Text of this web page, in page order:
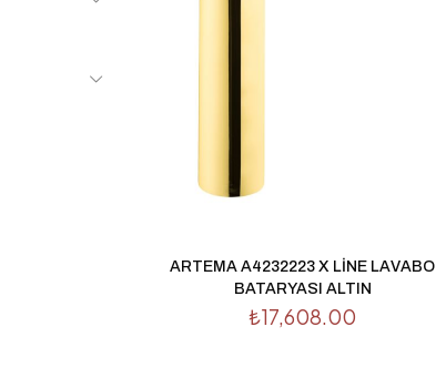
ARTEMA A4232223 X LİNE LAVABO
BATARYASI ALTIN
₺17,608.00